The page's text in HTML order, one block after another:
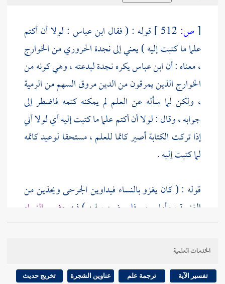
[ص: قوله : ( فقال ابن عباس : لولا أن أكتم
علما ما كتبت إليه ) يعني إلى نجدةالحروريمنالخوارج
،معناه : أنابن عباسيكرهنجدةلبدعته ، وهي كونه من
الخوارجالذين يمرقون من الدين مروق السهم من الرمية
، ولكن لما سأله عن العلم لم يمكنه كتمه فاضطر إلى
جوابه ، وقال : لولا أن أكتم علما ما كتبت إليه أي لولا أني
إذا تركت الكتابة أصير كاتما للعلم ، مستحقا لوعيد كاتمه
لما كتبت إليه .
قوله : ( كان يغزو بالنساء فيداوين الجرحى ويحذين من
الغنيمة ، وأما بسهم فلم يضرب لهن ) فيه حضور النساء
الغزو ومداواتهن الجرحىكما سبق في الباب قبله ، وقوله
: ( يحذين ) هو بضم الياء وإسكان الحاء المهملة وفتح
الذال المعجمة ، أي : يعطين تلك العطية ، وتسمى
الرضخ ، وفي هذا أنالمرأة تستحق الرضخ ولا تستحق
الخدمات العلمية
تفسير الآية ترجمة علم عناوين الشجرة تخريج حديث